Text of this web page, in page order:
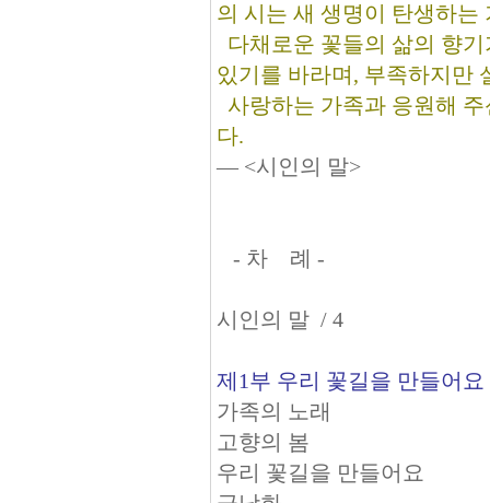
의 시는 새 생명이 탄생하는
다채로운 꽃들의 삶의 향
있기를 바라며, 부족하지만
사랑하는 가족과 응원해
다.
― <시인의 말>
- 차 례 -
시인의 말 / 4
제1부 우리 꽃길을 만들어요
가족의 노래
고향의 봄
우리 꽃길을 만들어요